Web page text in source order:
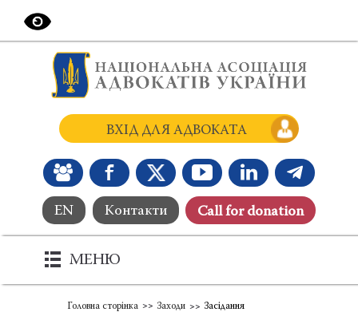
EN Контакти Сall for donation
ВХІД ДЛЯ АДВОКАТА
МЕНЮ
Головна сторінка Заходи Засідання